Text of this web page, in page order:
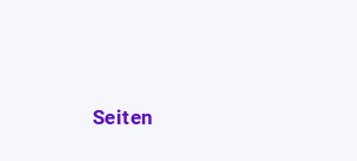
Seiten